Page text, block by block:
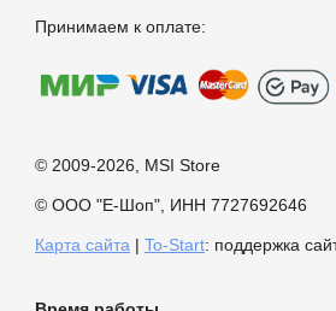
Принимаем к оплате:
© 2009-2026, MSI Store
© ООО "Е-Шоп", ИНН 7727692646
Карта сайта | To-Start: поддержка